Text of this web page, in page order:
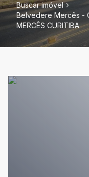
Buscar imóvel
Belvedere Mercês -
MERCÊS CURITIBA